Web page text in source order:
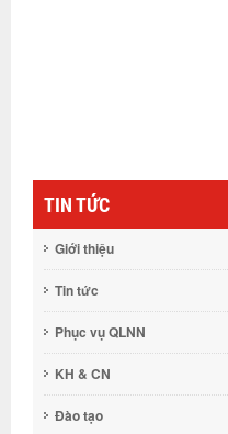
TIN TỨC
Giới thiệu
Tin tức
Phục vụ QLNN
KH & CN
Đào tạo